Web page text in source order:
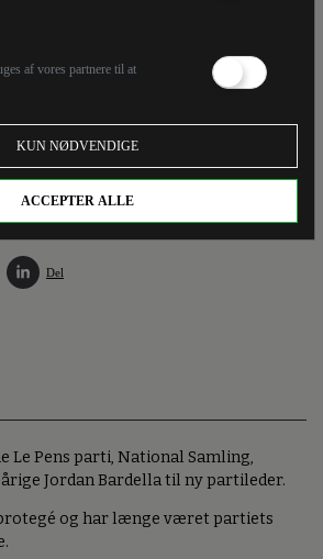
af vores partnere til at
KUN NØDVENDIGE
ACCEPTER ALLE
parti, National Samling, lørdag valgt den 27-årige Jordan
Del
Le Pens parti, National Samling,
Jordan Bardella til ny partileder.
og har længe været partiets